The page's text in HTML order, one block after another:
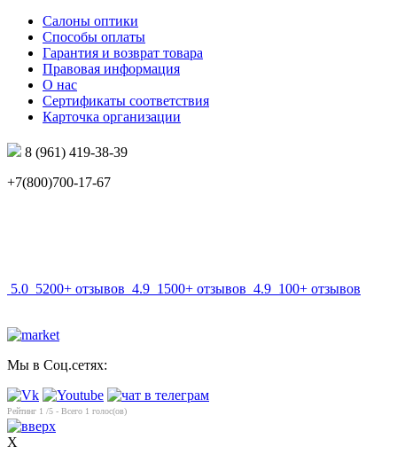
Салоны оптики
Способы оплаты
Гарантия и возврат товара
Правовая информация
О нас
Сертификаты соответствия
Карточка организации
8 (961) 419-38-39
+7(800)700-17-67
5.0 5200+ отзывов 4.9 1500+ отзывов 4.9 100+ отзывов
Мы в Соц.сетях:
Рейтинг 1 /5 - Всего 1 голос(ов)
X